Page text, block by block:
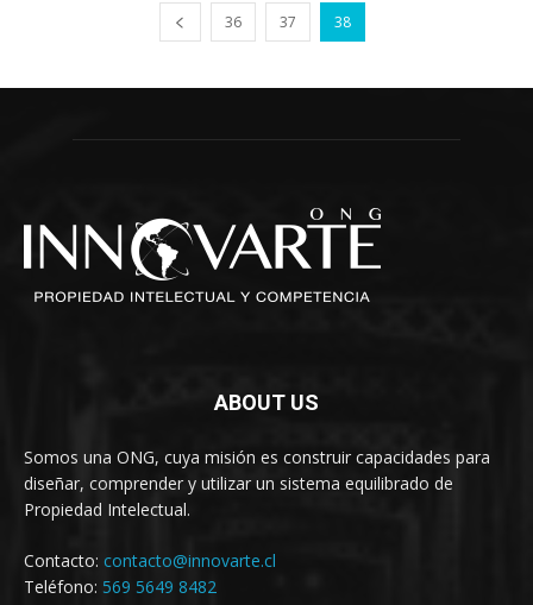
36 37 38
ABOUT US
Somos una ONG, cuya misión es construir capacidades para
diseñar, comprender y utilizar un sistema equilibrado de
Propiedad Intelectual.
Contacto: contacto@innovarte.cl
Teléfono: 569 5649 8482